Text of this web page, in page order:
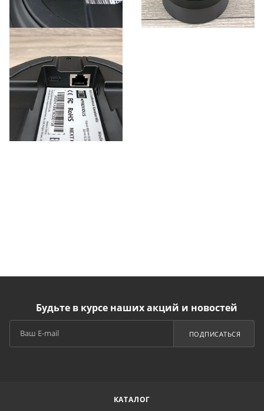
Будьте в курсе наших акций и новостей
ПОДПИСАТЬСЯ
КАТАЛОГ